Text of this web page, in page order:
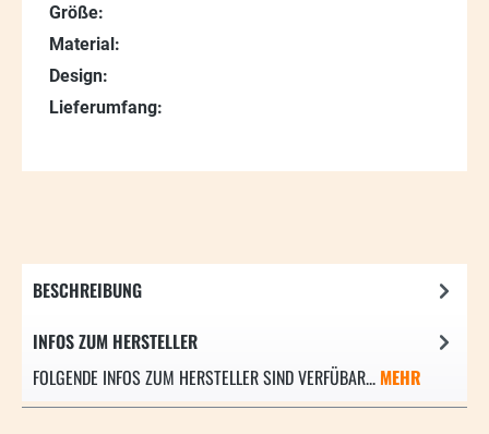
Größe:
Material:
Design:
Lieferumfang:
BESCHREIBUNG
INFOS ZUM HERSTELLER
FOLGENDE INFOS ZUM HERSTELLER SIND VERFÜBAR... MEHR